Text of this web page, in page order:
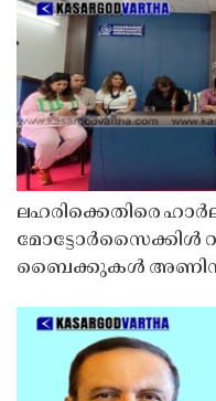
ലഹരിക്കെതിരെ
മോട്ടോർസൈക്കിൾ
ബൈക്കുകൾ